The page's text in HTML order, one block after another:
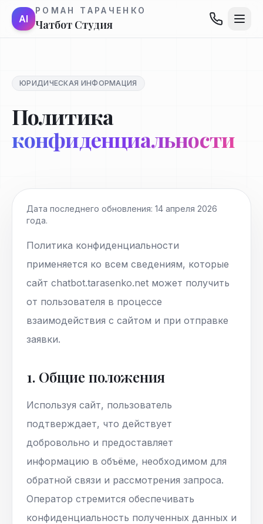
AI
РОМАН ТАРАЧЕНКО
Чатбот Студия
ЮРИДИЧЕСКАЯ ИНФОРМАЦИЯ
Политика
конфиденциальности
Дата последнего обновления: 14 апреля 2026
года.
Политика конфиденциальности
применяется ко всем сведениям, которые
сайт chatbot.tarasenko.net может получить
от пользователя в процессе
взаимодействия с сайтом и при отправке
заявки.
1. Общие положения
Используя сайт, пользователь
подтверждает, что действует
добровольно и предоставляет
информацию в объёме, необходимом для
обратной связи и рассмотрения запроса.
Оператор стремится обеспечивать
конфиденциальность полученных данных и